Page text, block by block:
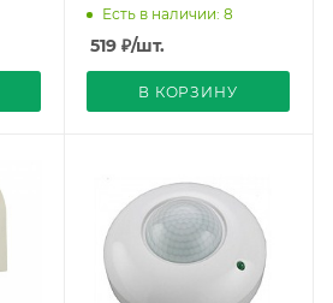
Есть в наличии: 8
519₽/шт.
В КОРЗИНУ